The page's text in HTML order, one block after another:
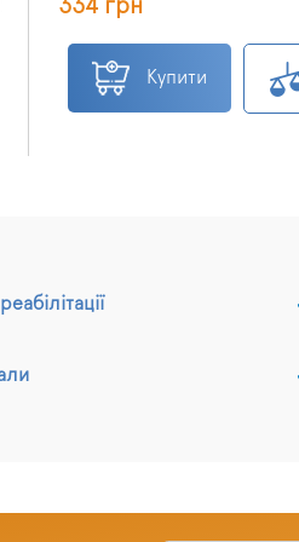
334 грн
Купити